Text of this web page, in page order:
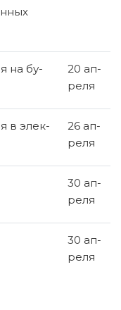
на бу­
20 ап­
ре­ля
в элек­
26 ап­
ре­ля
30 ап­
ре­ля
30 ап­
ре­ля